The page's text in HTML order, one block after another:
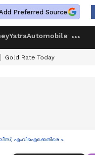
Preferred Source
YatraAutomobile
Gold Rate Today
എംവിഐക്കെതിരെ പരാതി നൽകും